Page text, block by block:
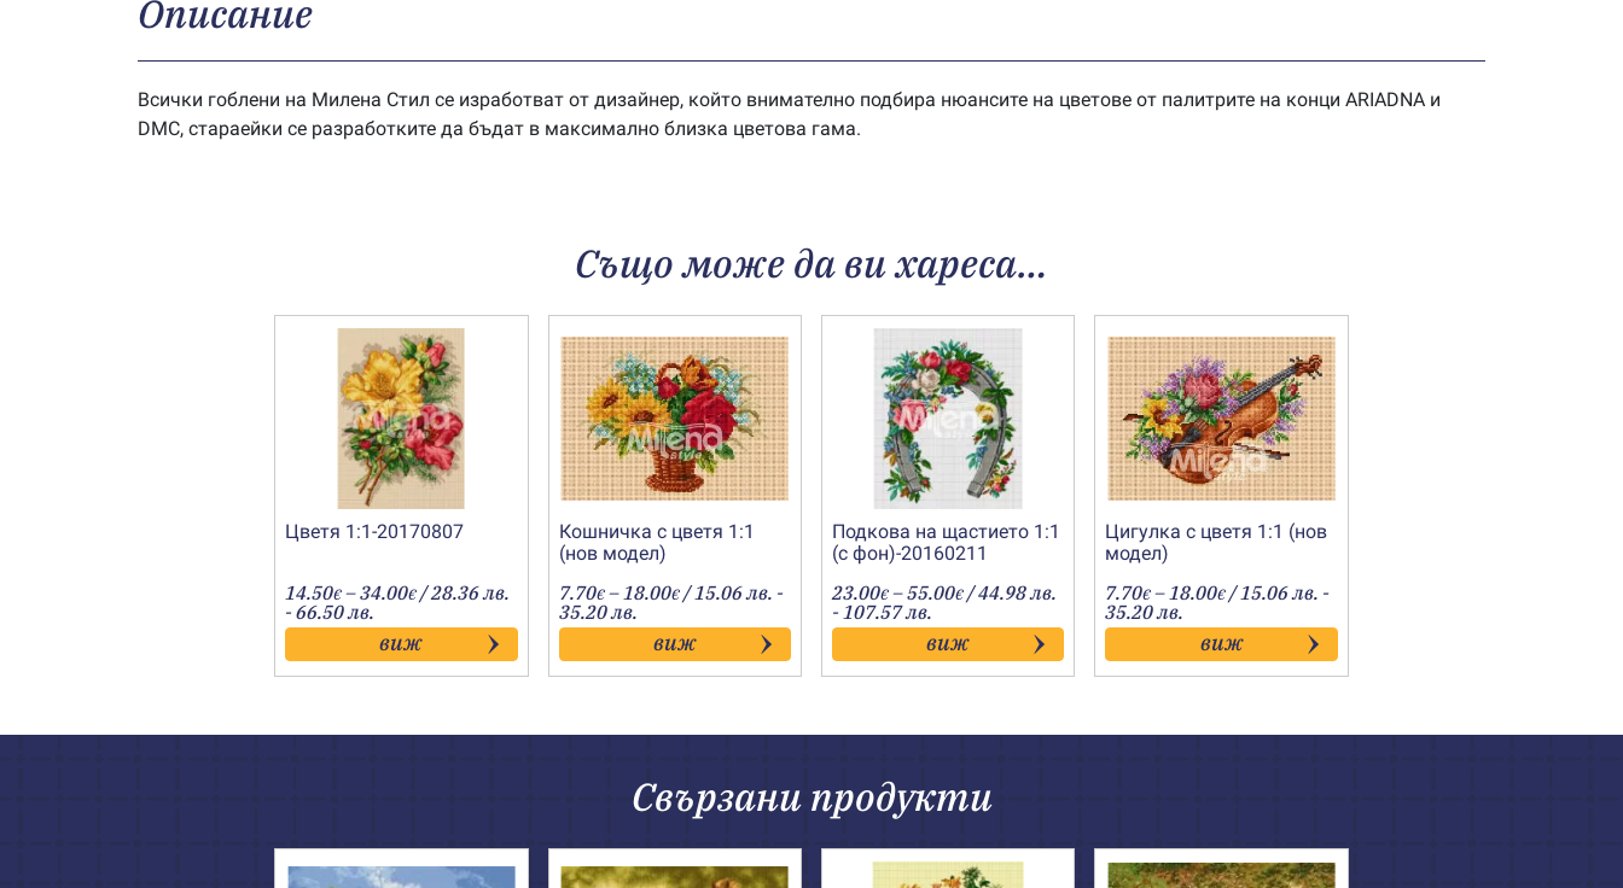
Описание
Всички гоблени на Милена Стил се изработват от дизайнер, който внимателно подбира нюансите на цветове от палитрите на конци ARIADNA и
DMC, стараейки се разработките да бъдат в максимално близка цветова гама.
Също може да ви хареса…
Цветя 1:1-20170807
14.50€ –34.00€Price
range:
14.50€
through
34.00€
/ 28.36 лв.
- 66.50 лв.
виж
Кошничка с цветя 1:1
(нов модел)
7.70€ –18.00€Price
range:
7.70€
through
18.00€
/ 15.06 лв. -
35.20 лв.
виж
Подкова на щастието 1:1
(с фон)-20160211
23.00€ –55.00€Price
range:
23.00€
through
55.00€
/ 44.98 лв.
- 107.57 лв.
виж
Цигулка с цветя 1:1 (нов
модел)
7.70€ –18.00€Price
range:
7.70€
through
18.00€
/ 15.06 лв. -
35.20 лв.
виж
Свързани продукти